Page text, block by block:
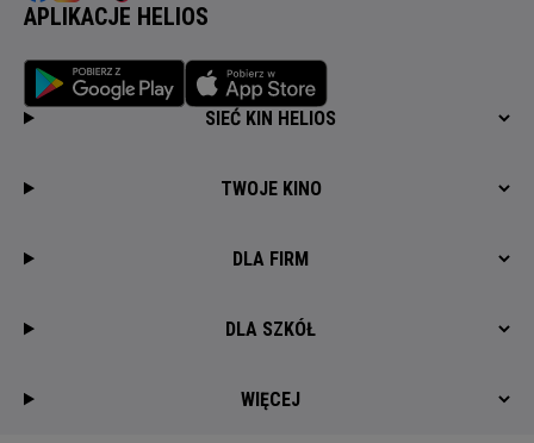
APLIKACJE HELIOS
SIEĆ KIN HELIOS
TWOJE KINO
DLA FIRM
DLA SZKÓŁ
WIĘCEJ